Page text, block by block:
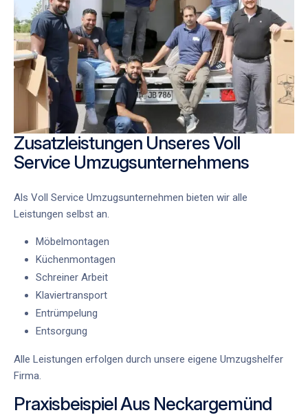
Zusatzleistungen Unseres Voll
Service Umzugsunternehmens
Als Voll Service Umzugsunternehmen bieten wir alle
Leistungen selbst an.
Möbelmontagen
Küchenmontagen
Schreiner Arbeit
Klaviertransport
Entrümpelung
Entsorgung
Alle Leistungen erfolgen durch unsere eigene Umzugshelfer
Firma.
Praxisbeispiel Aus Neckargemünd